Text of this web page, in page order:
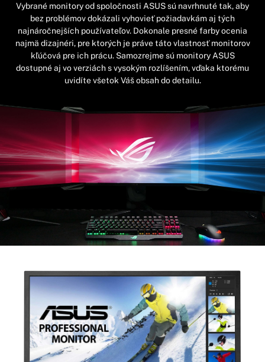
Vybrané monitory od spoločnosti ASUS sú navrhnuté tak, aby
bez problémov dokázali vyhovieť požiadavkám aj tých
najnáročnejších používateľov. Dokonale presné farby ocenia
najmä dizajnéri, pre ktorých je práve táto vlastnosť monitorov
kľúčová pre ich prácu. Samozrejme sú monitory ASUS
dostupné aj vo verziách s vysokým rozlíšením, vďaka ktorému
uvidíte všetok Váš obsah do detailu.